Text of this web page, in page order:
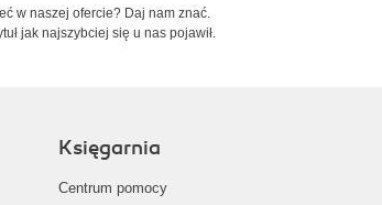
w naszej ofercie? Daj nam znać.
jak najszybciej się u nas pojawił.
Księgarnia
Centrum pomocy